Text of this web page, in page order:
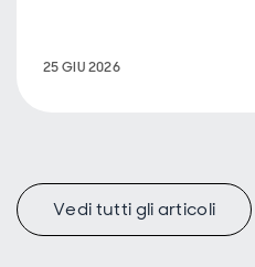
mercati
25 GIU 2026
Vedi tutti gli articoli